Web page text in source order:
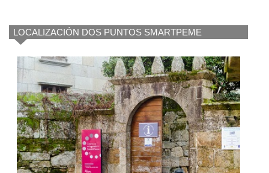
LOCALIZACIÓN DOS PUNTOS SMARTPEME